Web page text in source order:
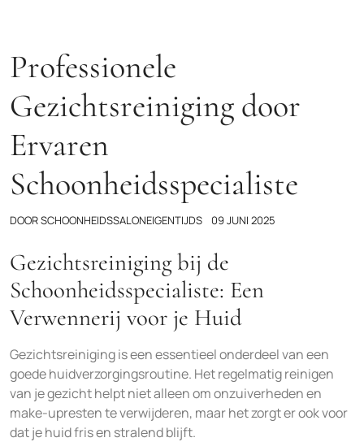
Professionele
Gezichtsreiniging door
Ervaren
Schoonheidsspecialiste
DOORSCHOONHEIDSSALONEIGENTIJDS 09 JUNI 2025
Gezichtsreiniging bij de
Schoonheidsspecialiste: Een
Verwennerij voor je Huid
Gezichtsreiniging is een essentieel onderdeel van een
goede huidverzorgingsroutine. Het regelmatig reinigen
van je gezicht helpt niet alleen om onzuiverheden en
make-upresten te verwijderen, maar het zorgt er ook voor
dat je huid fris en stralend blijft.